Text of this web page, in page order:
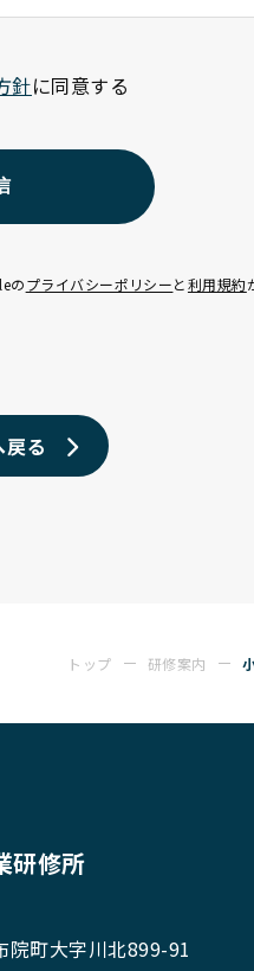
針に同意する
のプライバシーポリシーと利用規約
る
トップ 研修案内
研修所
院町大字川北899-91